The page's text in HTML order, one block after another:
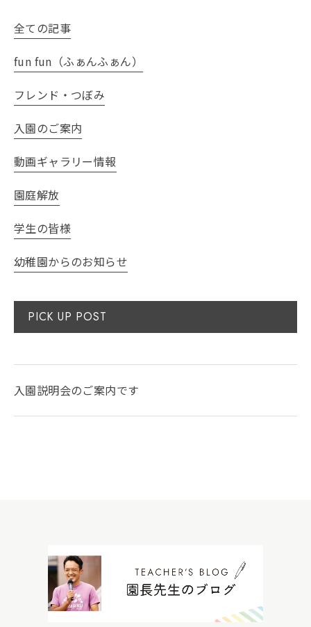
全ての記事
fun fun（ふぁんふぁん）
フレンド・つぼみ
入園のご案内
動画ギャラリー情報
園庭解放
学生の皆様
幼稚園からのお知らせ
PICK UP POST
入園説明会のご案内です